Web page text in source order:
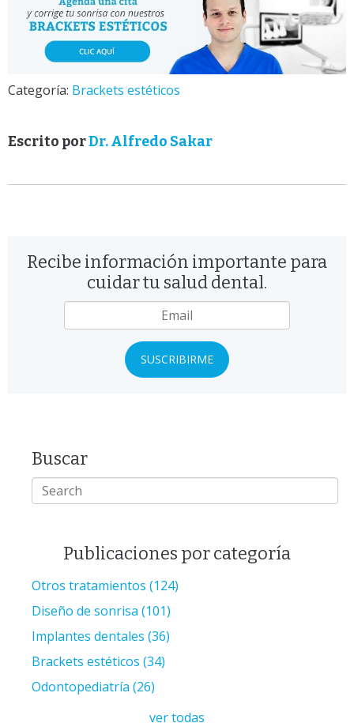
Categoría: Brackets estéticos
Escrito porDr. Alfredo Sakar
Recibe información importante para
cuidar tu salud dental.
Buscar
Publicaciones por categoría
Otros tratamientos (124)
Diseño de sonrisa (101)
Implantes dentales (36)
Brackets estéticos (34)
Odontopediatría (26)
ver todas